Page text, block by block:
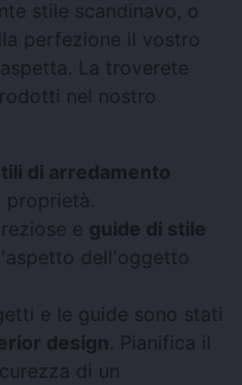
stile scandinavo, o
perfezione il vostro
La troverete
nel nostro
di arredamento
proprietà.
e guide di stile
dell'oggetto
e le guide sono stati
design. Pianifica il
di un